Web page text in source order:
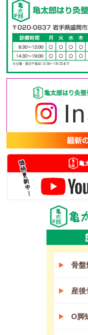
骨盤
産後
O脚